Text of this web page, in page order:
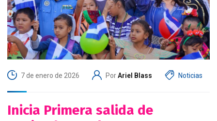
7 de enero de 2026 PorAriel Blass Noticias
Inicia Primera salida de